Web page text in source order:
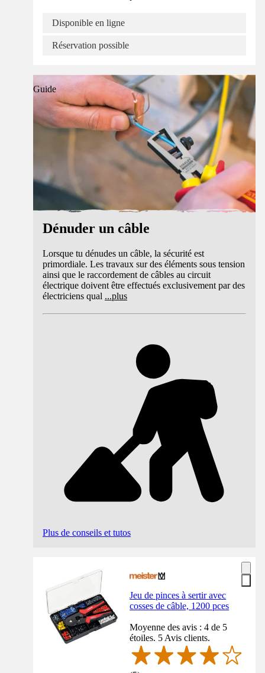
Disponible en ligne
Réservation possible
Guide
Dénuder un câble
Lorsque tu dénudes un câble, la sécurité est
primordiale. Les travaux sur des éléments sous tension
ainsi que le raccordement de câbles au circuit
électrique doivent être effectués exclusivement par des
électriciens qual ...plus
Plus de conseils et tutos
Jeu de pinces à sertir avec
cosses de câble, 1200 pces
Moyenne des avis : 4 de 5
étoiles. 5 Avis clients.